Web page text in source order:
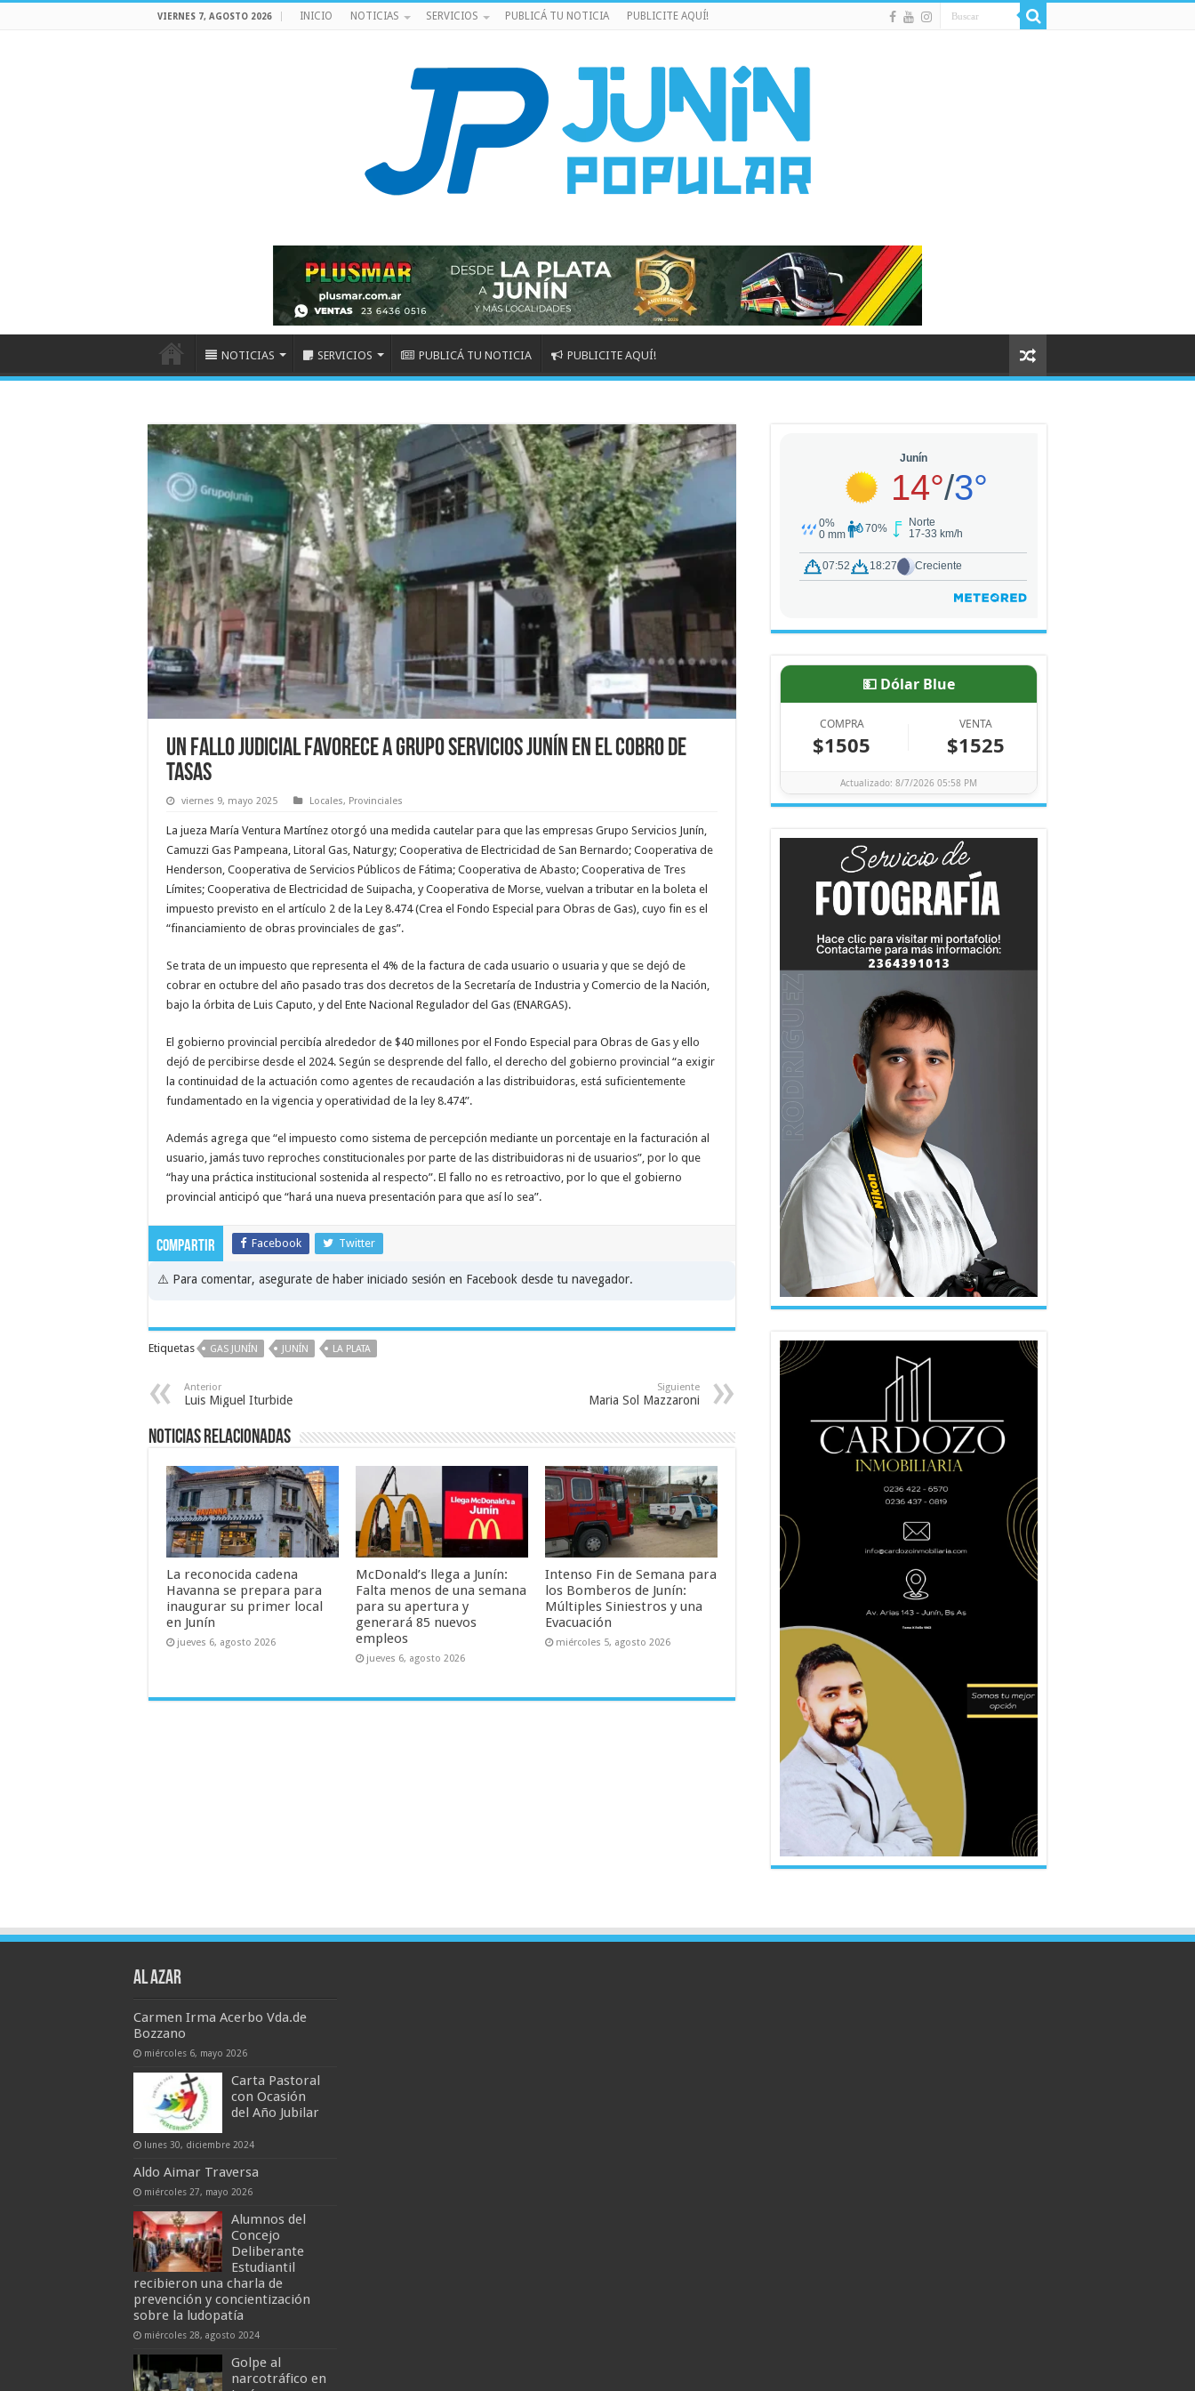
VIERNES 7, AGOSTO 2026 INICIO NOTICIAS SERVICIOS PUBLICÁ TU NOTICIA PUBLICITE AQUÍ!
NOTICIAS SERVICIOS PUBLICÁ TU NOTICIA PUBLICITE AQUÍ!
Un fallo judicial favorece a Grupo Servicios Junín en el cobro de
tasas
viernes 9, mayo 2025 Locales, Provinciales
La jueza María Ventura Martínez otorgó una medida cautelar para que las empresas Grupo Servicios Junín,
Camuzzi Gas Pampeana, Litoral Gas, Naturgy; Cooperativa de Electricidad de San Bernardo; Cooperativa de
Henderson, Cooperativa de Servicios Públicos de Fátima; Cooperativa de Abasto; Cooperativa de Tres
Límites; Cooperativa de Electricidad de Suipacha, y Cooperativa de Morse, vuelvan a tributar en la boleta el
impuesto previsto en el artículo 2 de la Ley 8.474 (Crea el Fondo Especial para Obras de Gas), cuyo fin es el
“financiamiento de obras provinciales de gas”.
Se trata de un impuesto que representa el 4% de la factura de cada usuario o usuaria y que se dejó de
cobrar en octubre del año pasado tras dos decretos de la Secretaría de Industria y Comercio de la Nación,
bajo la órbita de Luis Caputo, y del Ente Nacional Regulador del Gas (ENARGAS).
El gobierno provincial percibía alrededor de $40 millones por el Fondo Especial para Obras de Gas y ello
dejó de percibirse desde el 2024. Según se desprende del fallo, el derecho del gobierno provincial “a exigir
la continuidad de la actuación como agentes de recaudación a las distribuidoras, está suficientemente
fundamentado en la vigencia y operatividad de la ley 8.474”.
Además agrega que “el impuesto como sistema de percepción mediante un porcentaje en la facturación al
usuario, jamás tuvo reproches constitucionales por parte de las distribuidoras ni de usuarios”, por lo que
“hay una práctica institucional sostenida al respecto”. El fallo no es retroactivo, por lo que el gobierno
provincial anticipó que “hará una nueva presentación para que así lo sea”.
Compartir Facebook Twitter
⚠️ Para comentar, asegurate de haber iniciado sesión en Facebook desde tu navegador.
Etiquetas GAS JUNÍN JUNÍN LA PLATA
Anterior
Luis Miguel Iturbide
Siguiente
Maria Sol Mazzaroni
Noticias relacionadas
La reconocida cadena
Havanna se prepara para
inaugurar su primer local
en Junín
jueves 6, agosto 2026
McDonald’s llega a Junín:
Falta menos de una semana
para su apertura y
generará 85 nuevos
empleos
jueves 6, agosto 2026
Intenso Fin de Semana para
los Bomberos de Junín:
Múltiples Siniestros y una
Evacuación
miércoles 5, agosto 2026
💵 Dólar Blue
COMPRA
$1505
VENTA
$1525
Actualizado: 8/7/2026 05:58 PM
AL AZAR
Carmen Irma Acerbo Vda.de
Bozzano
miércoles 6, mayo 2026
Carta Pastoral
con Ocasión
del Año Jubilar
lunes 30, diciembre 2024
Aldo Aimar Traversa
miércoles 27, mayo 2026
Alumnos del
Concejo
Deliberante
Estudiantil
recibieron una charla de
prevención y concientización
sobre la ludopatía
miércoles 28, agosto 2024
Golpe al
narcotráfico en